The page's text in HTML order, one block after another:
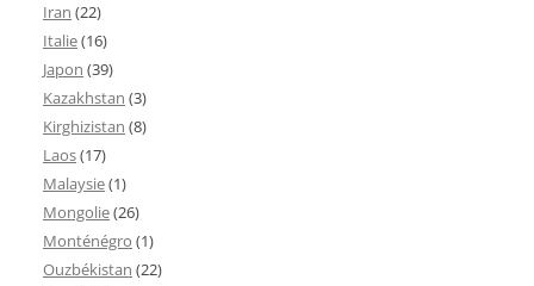
Iran (22)
Italie(16)
Japon (39)
Kazakhstan (3)
Kirghizistan (8)
Laos(17)
Malaysie(1)
Mongolie(26)
Monténégro (1)
Ouzbékistan (22)